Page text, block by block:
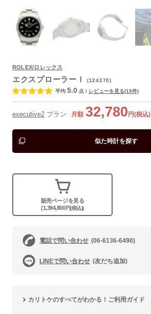
ROLEX/ロレックス
エクスプローラーⅠ
(124270)
平均 5.0 点 / レビューを見る(19件)
executive2 プラン 月額 32,780 円(税込)
似た時計を探す
販売ページを見る
(1,394,800円(税込))
電話で問い合わせ (06-6136-6490)
LINEで問い合わせ (友だち追加)
カリトケのすべてがわかる！ご利用ガイド
よくあるご質問